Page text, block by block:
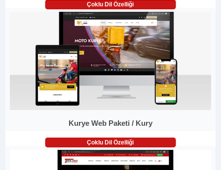
Çoklu Dil Özelliği
Kurye Web Paketi / Kury
Çoklu Dil Özelliği